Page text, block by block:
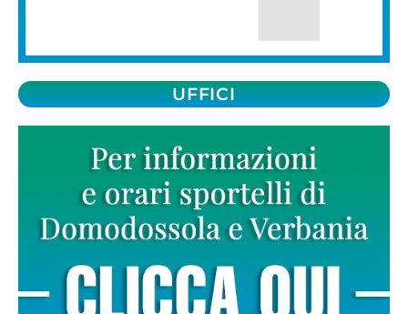
UFFICI